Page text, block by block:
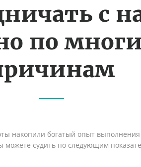
с
по
накопили богатый опыт выполнения
можете судить по следующим